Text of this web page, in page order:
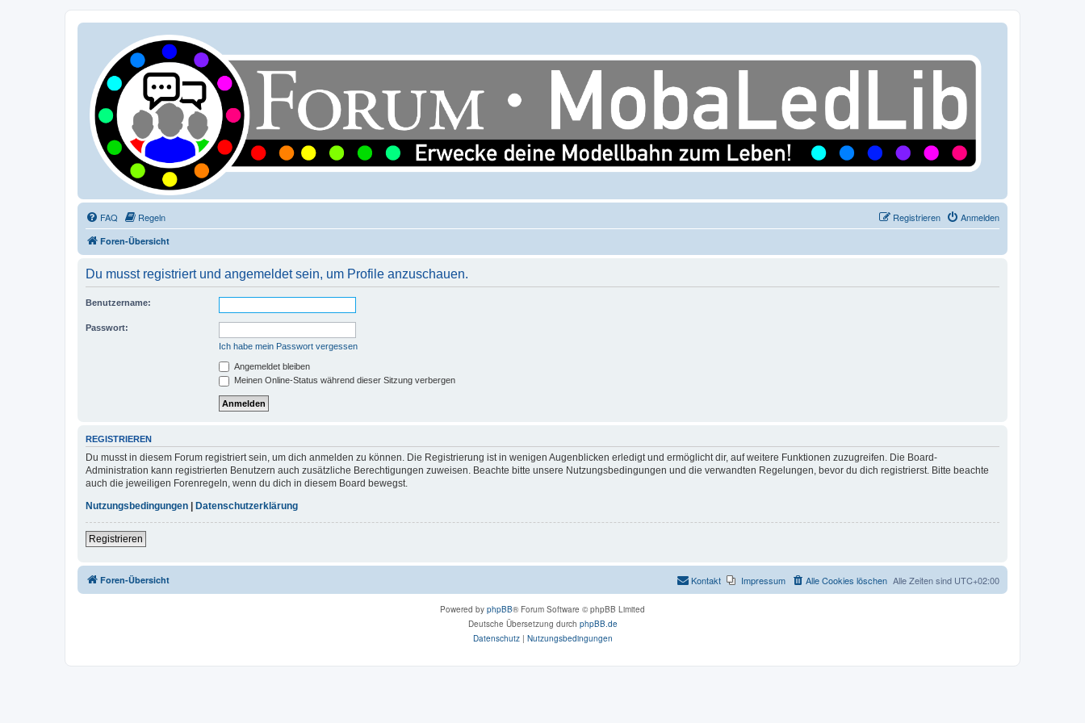
FAQ Regeln Anmelden
Registrieren
Foren-Übersicht
Du musst registriert und angemeldet sein, um Profile anzuschauen.
Benutzername:
Passwort:
Ich habe mein Passwort vergessen
Angemeldet bleiben
Meinen Online-Status während dieser Sitzung verbergen
REGISTRIEREN
Du musst in diesem Forum registriert sein, um dich anmelden zu können. Die Registrierung ist in wenigen Augenblicken erledigt und ermöglicht dir, auf weitere Funktionen zuzugreifen. Die Board-
Administration kann registrierten Benutzern auch zusätzliche Berechtigungen zuweisen. Beachte bitte unsere Nutzungsbedingungen und die verwandten Regelungen, bevor du dich registrierst. Bitte beachte
auch die jeweiligen Forenregeln, wenn du dich in diesem Board bewegst.
Nutzungsbedingungen
Datenschutzerklärung
Registrieren
Foren-Übersicht Alle Zeiten sind UTC+02:00
Alle Cookies löschen
Impressum
Kontakt
Powered by phpBB® Forum Software © phpBB Limited
Deutsche Übersetzung durch phpBB.de
Datenschutz| Nutzungsbedingungen